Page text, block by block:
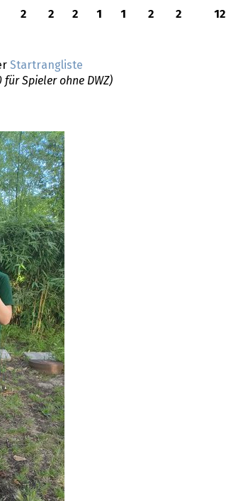
2 2 2 1 1 2 2 12
Startrangliste
Spieler ohne DWZ)